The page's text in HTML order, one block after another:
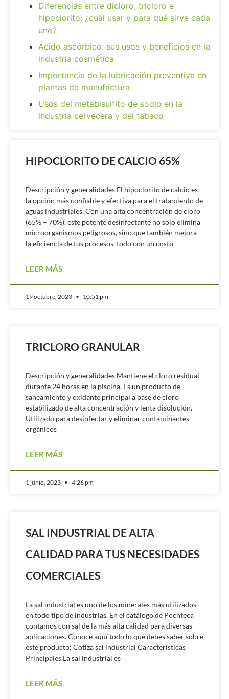
HIPOCLORITO DE CALCIO 65%
Descripción y generalidades El hipoclorito de calcio es
la opción más confiable y efectiva para el tratamiento de
aguas industriales. Con una alta concentración de cloro
(65% – 70%), este potente desinfectante no solo elimina
microorganismos peligrosos, sino que también mejora
la eficiencia de tus procesos, todo con un costo
LEER MÁS
19 octubre, 2023 10:51 pm
TRICLORO GRANULAR
Descripción y generalidades Mantiene el cloro residual
durante 24 horas en la piscina. Es un producto de
saneamiento y oxidante principal a base de cloro
estabilizado de alta concentración y lenta disolución.
Utilizado para desinfectar y eliminar contaminantes
orgánicos
LEER MÁS
1 junio, 2023 4:26 pm
SAL INDUSTRIAL DE ALTA
CALIDAD PARA TUS NECESIDADES
COMERCIALES
La sal industrial es uno de los minerales más utilizados
en todo tipo de industrias. En el catálogo de Pochteca
contamos con sal de la más alta calidad para diversas
aplicaciones. Conoce aquí todo lo que debes saber sobre
este producto: Cotiza sal industrial Características
Principales La sal industrial es
LEER MÁS
Diferencias entre dicloro, tricloro e
hipoclorito: ¿cuál usar y para qué sirve cada
uno?
Ácido ascórbico: sus usos y beneficios en la
industria cosmética
Importancia de la lubricación preventiva en
plantas de manufactura
Usos del metabisulfito de sodio en la
industria cervecera y del tabaco